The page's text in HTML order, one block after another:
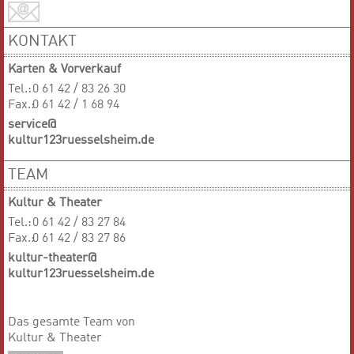
KONTAKT
Karten & Vorverkauf
Tel.:0 61 42 / 83 26 30
Fax.:0 61 42 / 1 68 94
service@
kultur123ruesselsheim.de
TEAM
Kultur & Theater
Tel.:0 61 42 / 83 27 84
Fax.:0 61 42 / 83 27 86
kultur-theater@
kultur123ruesselsheim.de
Das gesamte Team von
Kultur & Theater